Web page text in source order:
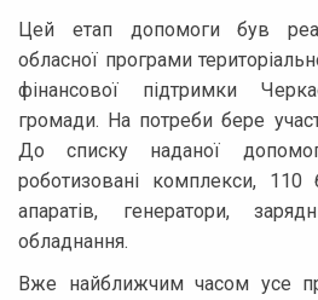
Цей етап допомоги був
обласної програми
фінансової підтримки
громади. На потреби бере
До списку наданої
роботизовані комплекси, 110
апаратів, генератори,
обладнання.
Вже найближчим часом усе